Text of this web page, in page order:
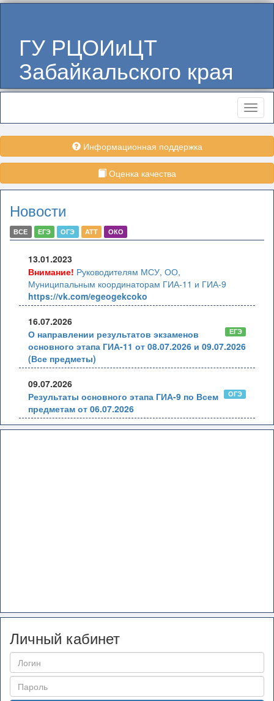
ГУ РЦОИиЦТ
Забайкальского края
Меню
Информационная поддержка
Оценка качества
Новости
ВСЕ ЕГЭ ОГЭ АТТ ОКО
13.01.2023
Внимание! Руководителям МСУ, ОО,
Муниципальным координаторам ГИА-11 и ГИА-9
https://vk.com/egeogekcoko
16.07.2026
ЕГЭ
О направлении результатов экзаменов
основного этапа ГИА-11 от 08.07.2026 и 09.07.2026
(Все предметы)
09.07.2026
ОГЭ
Результаты основного этапа ГИА-9 по Всем
предметам от 06.07.2026
Личный кабинет